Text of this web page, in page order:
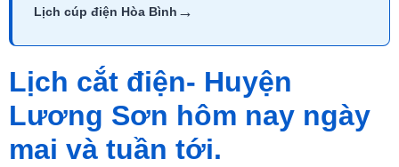
Lịch cúp điện Hòa Bình →
Lịch cắt điện- Huyện
Lương Sơn hôm nay ngày
mai và tuần tới.